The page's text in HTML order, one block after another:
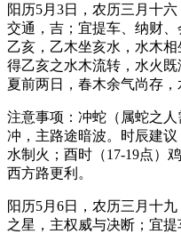
阳历5月3日，农历三月十
交通，吉；宜提车、纳财
乙亥，乙木坐亥水，水木
得乙亥之水木流转，水火
夏前两日，春木余气尚存，
注意事项：冲蛇（属蛇之
冲，主路途暗波。时辰建议
水制火；酉时（17-19点）
西方路更利。
阳历5月6日，农历三月十
之星，主权威与决断；宜提